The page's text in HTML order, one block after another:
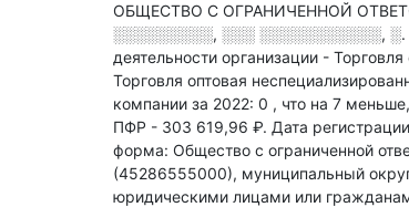
ОБЩЕСТВО С ОГРАНИЧЕННОЙ
░░░░░░░░░, ░░░ ░░░░░░░░░░░, ░.
деятельности организации -
Торговля оптовая
компании за 2022: 0 , что на 7
ПФР - 303 619,96 ₽. Дата
форма: Общество с ограниченной
(45286555000), муниципальный
юридическими лицами или